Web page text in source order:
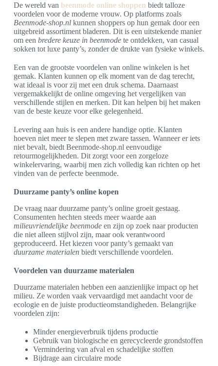
De wereld van beenmode online shoppen biedt talloze
voordelen voor de moderne vrouw. Op platforms zoals
Beenmode-shop.nl kunnen shoppers op hun gemak door een
uitgebreid assortiment bladeren. Dit is een uitstekende manier
om een bredere keuze in beenmode te ontdekken, van casual
sokken tot luxe panty’s, zonder de drukte van fysieke winkels.
Een van de grootste voordelen van online winkelen is het
gemak. Klanten kunnen op elk moment van de dag terecht,
wat ideaal is voor zij met een druk schema. Daarnaast
vergemakkelijkt de online omgeving het vergelijken van
verschillende stijlen en merken. Dit kan helpen bij het maken
van de beste keuze voor elke gelegenheid.
Levering aan huis is een andere handige optie. Klanten
hoeven niet meer te slepen met zware tassen. Wanneer er iets
niet bevalt, biedt Beenmode-shop.nl eenvoudige
retourmogelijkheden. Dit zorgt voor een zorgeloze
winkelervaring, waarbij men zich volledig kan richten op het
vinden van de perfecte beenmode.
Duurzame panty’s online kopen
De vraag naar duurzame panty’s online groeit gestaag.
Consumenten hechten steeds meer waarde aan
milieuvriendelijke beenmode en zijn op zoek naar producten
die niet alleen stijlvol zijn, maar ook verantwoord
geproduceerd. Het kiezen voor panty’s gemaakt van
duurzame materialen biedt verschillende voordelen.
Voordelen van duurzame materialen
Duurzame materialen hebben een aanzienlijke impact op het
milieu. Ze worden vaak vervaardigd met aandacht voor de
ecologie en de juiste productieomstandigheden. Belangrijke
voordelen zijn:
Minder energieverbruik tijdens productie
Gebruik van biologische en gerecycleerde grondstoffen
Vermindering van afval en schadelijke stoffen
Bijdrage aan circulaire mode